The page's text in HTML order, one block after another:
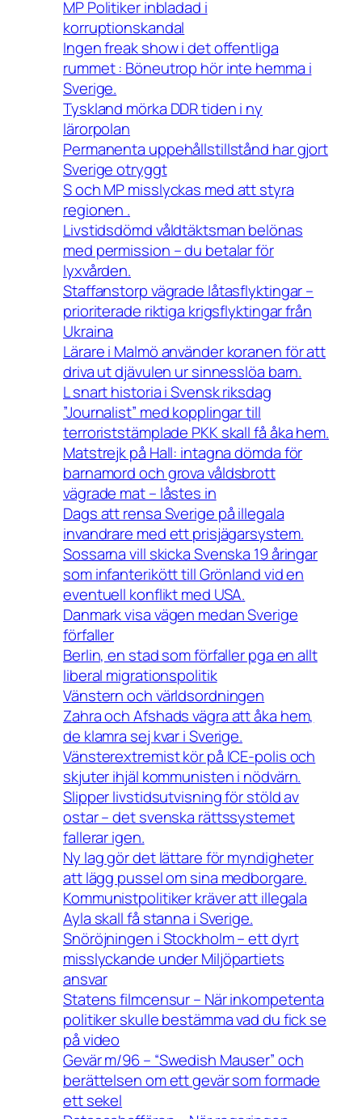
MP Politiker inbladad i
korruptionskandal
Ingen freak show i det offentliga
rummet : Böneutrop hör inte hemma i
Sverige.
Tyskland mörka DDR tiden i ny
lärorpolan
Permanenta uppehållstillstånd har gjort
Sverige otryggt
S och MP misslyckas med att styra
regionen .
Livstidsdömd våldtäktsman belönas
med permission – du betalar för
lyxvården.
Staffanstorp vägrade låtasflyktingar –
prioriterade riktiga krigsflyktingar från
Ukraina
Lärare i Malmö använder koranen för att
driva ut djävulen ur sinnesslöa barn.
L snart historia i Svensk riksdag
”Journalist” med kopplingar till
terroriststämplade PKK skall få åka hem.
Matstrejk på Hall: intagna dömda för
barnamord och grova våldsbrott
vägrade mat – låstes in
Dags att rensa Sverige på illegala
invandrare med ett prisjägarsystem.
Sossarna vill skicka Svenska 19 åringar
som infanterikött till Grönland vid en
eventuell konflikt med USA.
Danmark visa vägen medan Sverige
förfaller
Berlin, en stad som förfaller pga en allt
liberal migrationspolitik
Vänstern och världsordningen
Zahra och Afshads vägra att åka hem,
de klamra sej kvar i Sverige.
Vänsterextremist kör på ICE-polis och
skjuter ihjäl kommunisten i nödvärn.
Slipper livstidsutvisning för stöld av
ostar – det svenska rättssystemet
fallerar igen.
Ny lag gör det lättare för myndigheter
att lägg pussel om sina medborgare.
Kommunistpolitiker kräver att illegala
Ayla skall få stanna i Sverige.
Snöröjningen i Stockholm – ett dyrt
misslyckande under Miljöpartiets
ansvar
Statens filmcensur – När inkompetenta
politiker skulle bestämma vad du fick se
på video
Gevär m/96 – “Swedish Mauser” och
berättelsen om ett gevär som formade
ett sekel